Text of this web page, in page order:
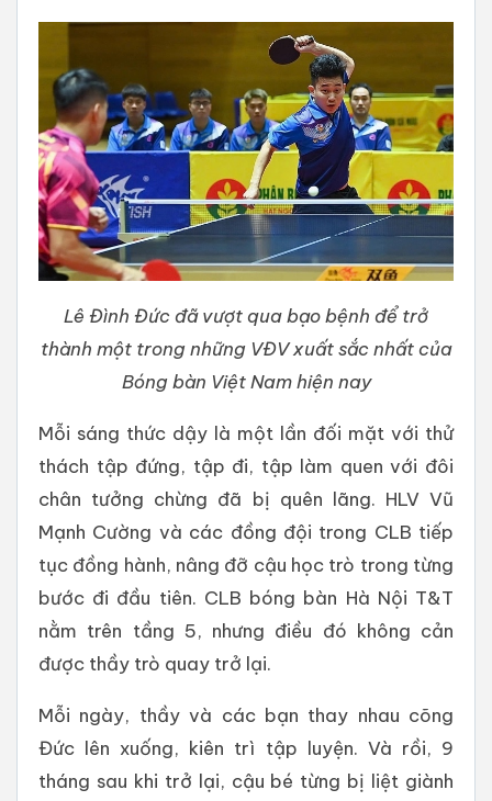
Lê Đình Đức đã vượt qua bạo bệnh để trở
thành một trong những VĐV xuất sắc nhất của
Bóng bàn Việt Nam hiện nay
Mỗi sáng thức dậy là một lần đối mặt với thử
thách tập đứng, tập đi, tập làm quen với đôi
chân tưởng chừng đã bị quên lãng. HLV Vũ
Mạnh Cường và các đồng đội trong CLB tiếp
tục đồng hành, nâng đỡ cậu học trò trong từng
bước đi đầu tiên. CLB bóng bàn Hà Nội T&T
nằm trên tầng 5, nhưng điều đó không cản
được thầy trò quay trở lại.
Mỗi ngày, thầy và các bạn thay nhau cõng
Đức lên xuống, kiên trì tập luyện. Và rồi, 9
tháng sau khi trở lại, cậu bé từng bị liệt giành